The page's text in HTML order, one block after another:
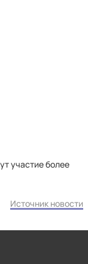
участие более
Источник новости